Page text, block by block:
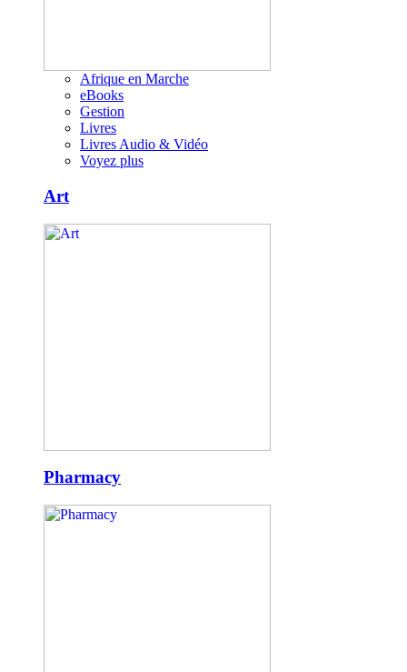
Afrique en Marche
eBooks
Gestion
Livres
Livres Audio & Vidéo
Voyez plus
Art
Pharmacy